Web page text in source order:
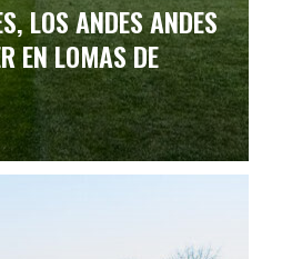
LOS ANDES ANDES
EN LOMAS DE